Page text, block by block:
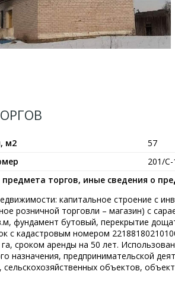
м2
57
201/
торгов, иные сведения о
капитальное строение с
розничной торговли – магазин) с
фундамент бутовый, перекрытие
с кадастровым номером
сроком аренды на 50 лет.
назначения, предпринимательской
объектов,